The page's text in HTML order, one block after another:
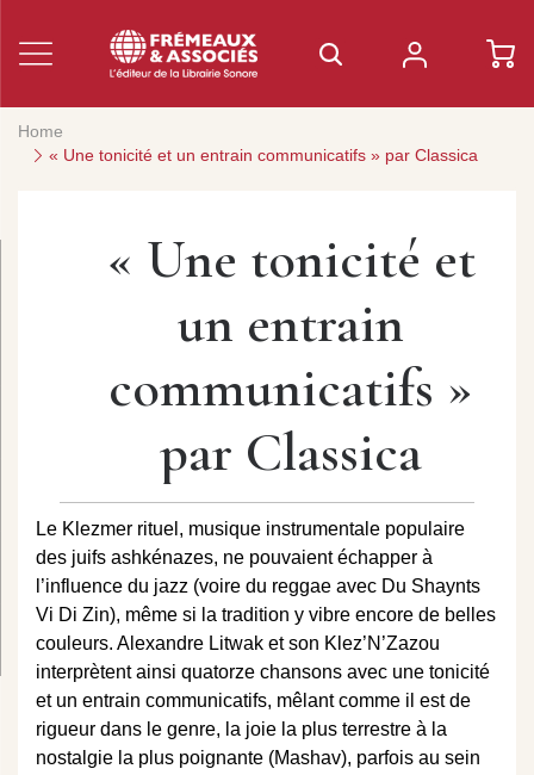
Home
« Une tonicité et un entrain communicatifs » par Classica
« Une tonicité et
un entrain
communicatifs »
par Classica
Le Klezmer rituel, musique instrumentale populaire
des juifs ashkénazes, ne pouvaient échapper à
l’influence du jazz (voire du reggae avec Du Shaynts
Vi Di Zin), même si la tradition y vibre encore de belles
couleurs. Alexandre Litwak et son Klez’N’Zazou
interprètent ainsi quatorze chansons avec une tonicité
et un entrain communicatifs, mêlant comme il est de
rigueur dans le genre, la joie la plus terrestre à la
nostalgie la plus poignante (Mashav), parfois au sein